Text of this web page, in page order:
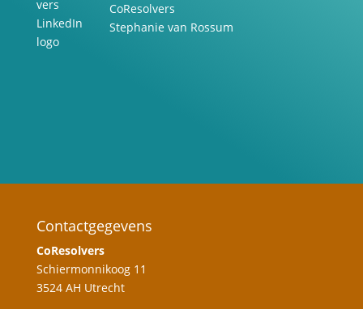
CoResolvers
Stephanie van Rossum
Contactgegevens
CoResolvers
Schiermonnikoog 11
3524 AH Utrecht